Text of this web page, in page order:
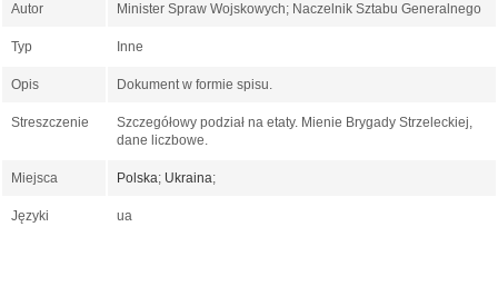
Autor Minister Spraw Wojskowych; Naczelnik Sztabu Generalnego
Typ Inne
Opis Dokument w formie spisu.
Streszczenie
Szczegółowy podział na etaty. Mienie Brygady Strzeleckiej,
dane liczbowe.
Miejsca Polska; Ukraina;
Języki ua